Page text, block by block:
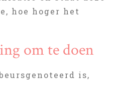
hoe hoger het
om te doen
is,